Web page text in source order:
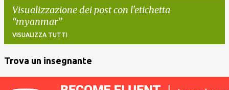
Visualizzazione dei post con l'etichetta
myanmar
VISUALIZZA TUTTI
Trova un insegnante